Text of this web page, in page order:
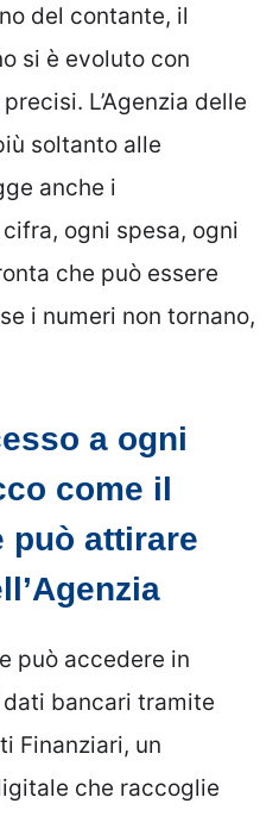
del contante, il
si è evoluto con
L’Agenzia delle
soltanto alle
anche i
ogni spesa, ogni
che può essere
i numeri non tornano,
a ogni
come il
può attirare
può accedere in
bancari tramite
Finanziari, un
che raccoglie